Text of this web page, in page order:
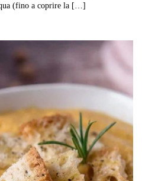
(fino a coprire la […]